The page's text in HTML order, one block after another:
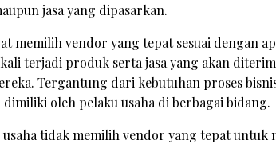
jasa yang dipasarkan.
memilih vendor yang tepat sesuai dengan
terjadi produk serta jasa yang akan
Tergantung dari kebutuhan proses
oleh pelaku usaha di berbagai bidang.
usaha tidak memilih vendor yang tepat untuk